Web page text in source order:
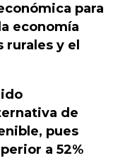
para
economía
rurales y el
de
pues
a 52%